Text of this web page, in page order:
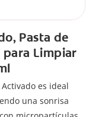
Pasta de
para Limpiar
es ideal
una sonrisa